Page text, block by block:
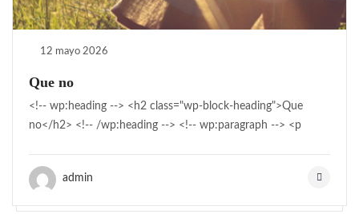
12 mayo 2026
Que no
<!-- wp:heading --> <h2 class="wp-block-heading">Que
no</h2> <!-- /wp:heading --> <!-- wp:paragraph --> <p
admin